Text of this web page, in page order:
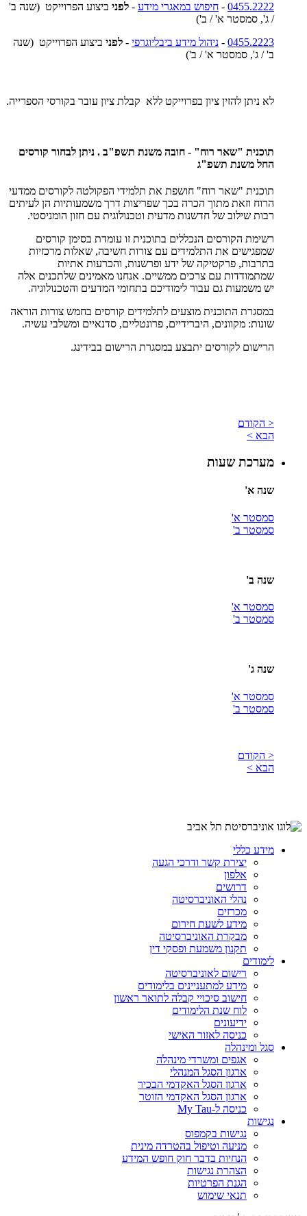
0455.2222
- חיפוש במאגרי מידע - לפני ביצוע הפרוייקט (שנה ב'
/ ג', סמסטר א' / ב')
0455.2223
- ניהול מידע ביבליוגרפי - לפני ביצוע הפרוייקט (שנה
ב' / ג', סמסטר א' / ב')
לא ניתן להזין ציון בפרוייקט ללא קבלת ציון עובר בקורסי הספרייה.
תוכנית "שאר רוח" - חובה משנת תשפ"ב . ניתן לבחור קורסים
החל משנת תשפ"ג
תוכנית "שאר רוח" חושפת את תלמידי הפקולטה לקורסים ממדעי
הרוח וזאת מתוך הכרה בכך שפריצות דרך משמעותיות הן לעיתים
רבות שילוב של חדשנות מדעית וטכנולוגית עם חזון הומניסטי.
רשימת הקורסים הנכללים בתוכנית זו עומדת בסימן קורסים
שמפגישים את התלמידים עם צורות חשיבה, שאלות מרכזיות
בתרבות, פרקטיקה של ידע ופרשנות, והכרעות אתיות
שמתמודדות עם צרכים ממשיים. אנחנו מאמינים שלתכנים אלה
יש משמעות גם עבור לימודיכם בתחומי המדעים והטכנולוגיה.
במסגרת התוכנית מוצעים לתלמידים קורסים בחמש צורות הוראה
שונות: מקוונים, היברידיים, פרונטליים, סדנאיים ומשלבי עשיה.
הרישום לקורסים יתבצע במסגרת הרישום בבידינג.
< הקודם
הבא >
מערכת שעות
שנה א'
סמסטר א'
סמסטר ב'
שנה ב'
סמסטר א'
סמסטר ב'
שנה ג'
סמסטר א'
סמסטר ב'
< הקודם
הבא >
מידע כללי
יצירת קשר ודרכי הגעה
אלפון
דרושים
נהלי האוניברסיטה
מכרזים
מידע לשעת חירום
מבקרת האוניברסיטה
תקנון משמעת ופסקי דין
לימודים
רישום לאוניברסיטה
מידע למתעניינים בלימודים
חישוב סיכויי קבלה לתואר ראשון
לוח שנת הלימודים
ידיעונים
כניסה לאזור האישי
סגל ומינהלה
אגפים ומשרדי מינהלה
ארגון הסגל המנהלי
ארגון הסגל האקדמי הבכיר
ארגון הסגל האקדמי הזוטר
כניסה ל-My Tau
נגישות
נגישות בקמפוס
מניעה וטיפול בהטרדה מינית
הנחיות בדבר חוק חופש המידע
הצהרת נגישות
הגנת הפרטיות
תנאי שימוש